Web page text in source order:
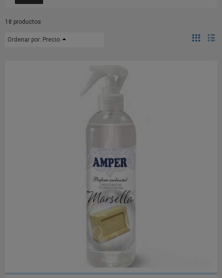
18 productos
Ordenar por: Precio